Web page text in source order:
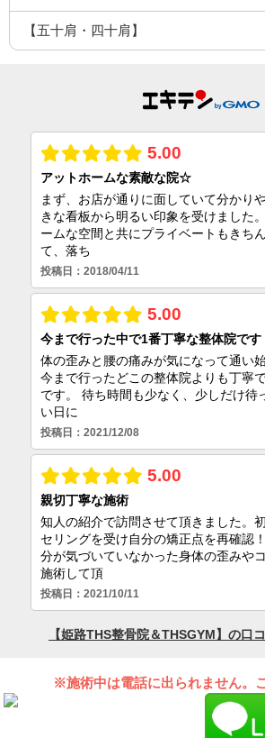
※施術中は電話に出られません。
【五十肩・四十肩】